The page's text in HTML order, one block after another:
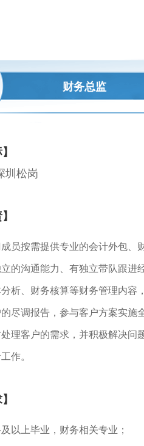
财务总监
圳松岗
员按需提供专业的会计外包
的沟通能力、有独立带队跟进
析、财务核算等财务管理内容
尽调报告，参与客户方案实施
理客户的需求，并积极解决问
作。
以上毕业，财务相关专业；